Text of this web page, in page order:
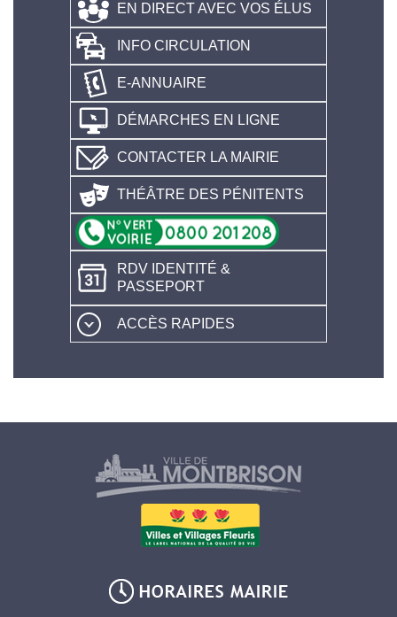
EN DIRECT AVEC VOS ÉLUS
INFO CIRCULATION
E-ANNUAIRE
DÉMARCHES EN LIGNE
CONTACTER LA MAIRIE
THÉÂTRE DES PÉNITENTS
RDV IDENTITÉ &
PASSEPORT
ACCÈS RAPIDES